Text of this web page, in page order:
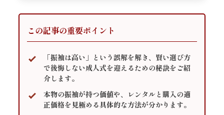
この記事の重要ポイント
「振袖は高い」という誤解を解き、賢い選び方
で後悔しない成人式を迎えるための秘訣をご紹
介します。
本物の振袖が持つ価値や、レンタルと購入の適
正価格を見極める具体的な方法が分かります。